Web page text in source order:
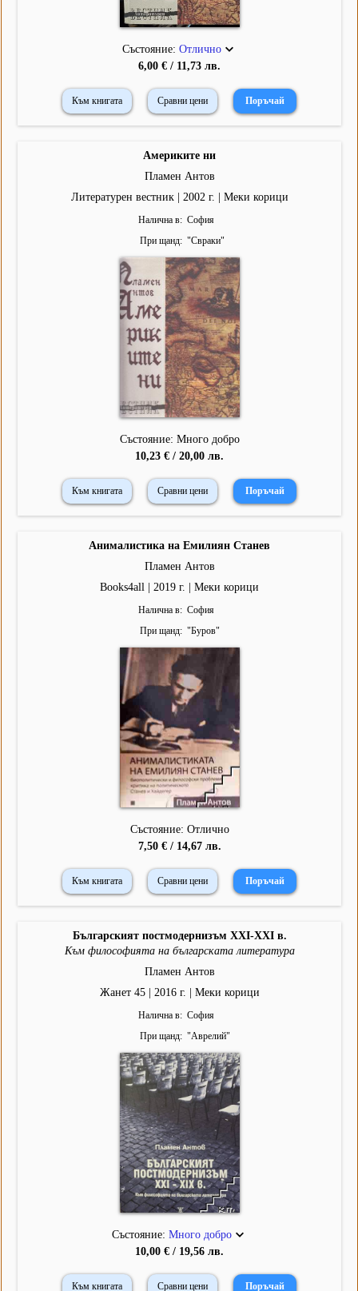
Състояние: Отлично
6,00 € / 11,73 лв.
Към книгата Сравни цени
Америките ни
Пламен Антов
Литературен вестник | 2002 г. | Меки корици
Налична в
София
При щанд
"Свраки"
Състояние: Много добро
10,23 € / 20,00 лв.
Към книгата Сравни цени
Анималистика на Емилиян Станев
Пламен Антов
Books4all | 2019 г. | Меки корици
Налична в
София
При щанд
"Буров"
Състояние: Отлично
7,50 € / 14,67 лв.
Към книгата Сравни цени
Българският постмодернизъм XXI-XXI в.
Към философията на българската литература
Пламен Антов
Жанет 45 | 2016 г. | Меки корици
Налична в
София
При щанд
"Аврелий"
Състояние: Много добро
10,00 € / 19,56 лв.
Към книгата Сравни цени